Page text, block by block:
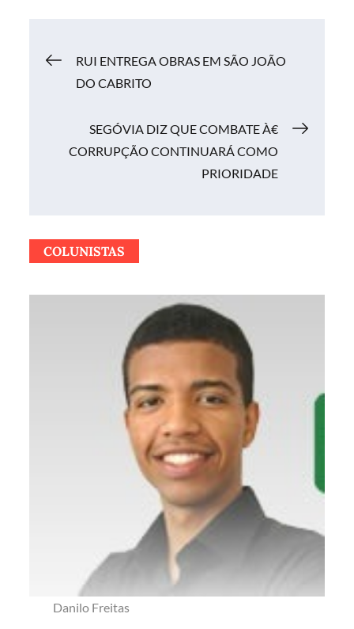
Navegação
Post
RUI ENTREGA OBRAS EM SÃO JOÃO
DO CABRITO
SEGÓVIA DIZ QUE COMBATE À€
CORRUPÇÃO CONTINUARÁ COMO
PRIORIDADE
COLUNISTAS
Danilo Freitas